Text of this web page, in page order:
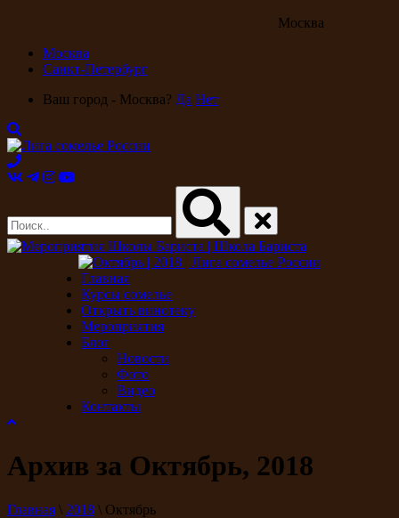
Москва
Москва
Санкт-Петербург
Ваш город - Москва? Да Нет
Главная
Курсы сомелье
Открыть винотеку
Мероприятия
Блог
Новости
Фото
Видео
Контакты
Архив за Октябрь, 2018
Главная \ 2018 \ Октябрь